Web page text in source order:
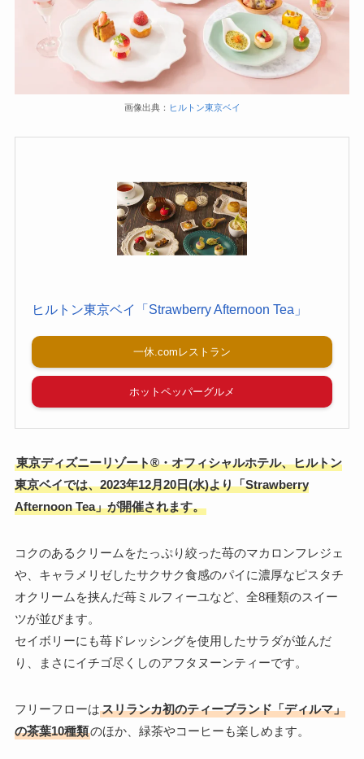
画像出典： ヒルトン東京ベイ
ヒルトン東京ベイ「Strawberry Afternoon Tea」
一休.comレストラン
ホットペッパーグルメ
東京ディズニーリゾート®・オフィシャルホテル、ヒルトン
東京ベイでは、2023年12月20日(水)より「Strawberry
Afternoon Tea」が開催されます。
コクのあるクリームをたっぷり絞った苺のマカロンフレジェ
や、キャラメリゼしたサクサク食感のパイに濃厚なピスタチ
オクリームを挟んだ苺ミルフィーユなど、全8種類のスイー
ツが並びます。
セイボリーにも苺ドレッシングを使用したサラダが並んだ
り、まさにイチゴ尽くしのアフタヌーンティーです。
フリーフローはスリランカ初のティーブランド「ディルマ」
の茶葉10種類のほか、緑茶やコーヒーも楽しめます。